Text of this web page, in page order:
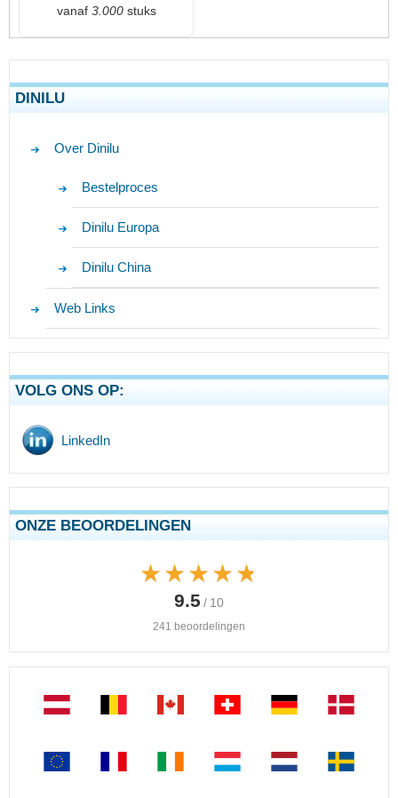
vanaf 3.000stuks
DINILU
Over Dinilu
Bestelproces
Dinilu Europa
Dinilu China
Web Links
VOLG ONS OP:
LinkedIn
ONZE BEOORDELINGEN
★★★★★
★★★★★
9.5 / 10
241 beoordelingen